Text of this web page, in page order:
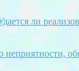
ли
неприятности,